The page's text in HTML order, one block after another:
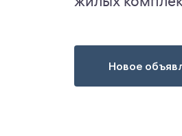
Новое